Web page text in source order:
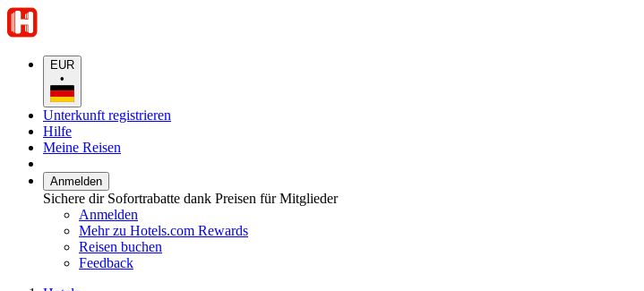
EUR
•
Unterkunft registrieren
Hilfe
Meine Reisen
Anmelden
Sichere dir Sofortrabatte dank Preisen für Mitglieder
Anmelden
Mehr zu Hotels.com Rewards
Reisen buchen
Feedback